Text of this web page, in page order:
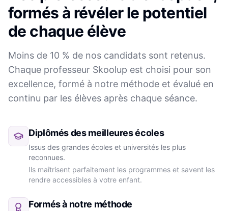
formés à révéler le potentiel
de chaque élève
Moins de 10 % de nos candidats sont retenus.
Chaque professeur Skoolup est choisi pour son
excellence, formé à notre méthode et évalué en
continu par les élèves après chaque séance.
Diplômés des meilleures écoles
Issus des grandes écoles et universités les plus
reconnues.
Ils maîtrisent parfaitement les programmes et savent les
rendre accessibles à votre enfant.
Formés à notre méthode